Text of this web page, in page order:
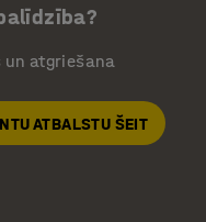
atgriešana
ATBALSTU ŠEIT